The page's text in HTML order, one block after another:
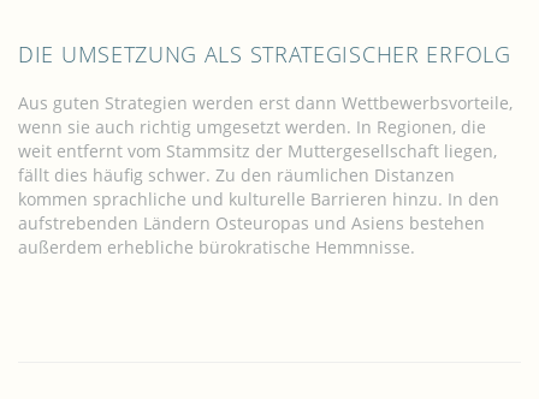
DIE UMSETZUNG ALS STRATEGISCHER ERFOLG
Aus guten Strategien werden erst dann Wettbewerbsvorteile,
wenn sie auch richtig umgesetzt werden. In Regionen, die
weit entfernt vom Stammsitz der Muttergesellschaft liegen,
fällt dies häufig schwer. Zu den räumlichen Distanzen
kommen sprachliche und kulturelle Barrieren hinzu. In den
aufstrebenden Ländern Osteuropas und Asiens bestehen
außerdem erhebliche bürokratische Hemmnisse.